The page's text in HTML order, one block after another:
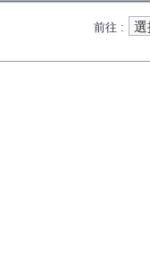
前往 :